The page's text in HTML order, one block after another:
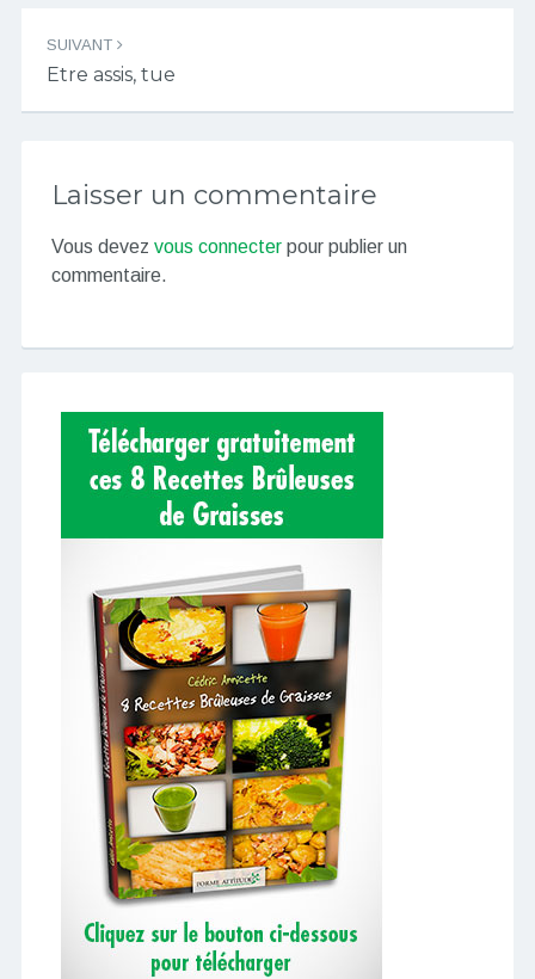
SUIVANT
Etre assis, tue
Laisser un commentaire
Vous devez vous connecterpour publier un
commentaire.